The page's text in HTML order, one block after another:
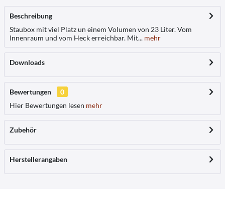
Beschreibung
Staubox mit viel Platz un einem Volumen von 23 Liter. Vom
Innenraum und vom Heck erreichbar. Mit... mehr
Downloads
Bewertungen
0
Hier Bewertungen lesen mehr
Zubehör
Herstellerangaben